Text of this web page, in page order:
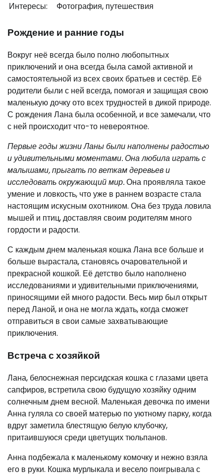
Интересы:
Фотография, путешествия
Рождение и ранние годы
Вокруг неё всегда было полно любопытных
приключений и она всегда была самой активной и
самостоятельной из всех своих братьев и сестёр. Её
родители были с ней всегда, помогая и защищая свою
маленькую дочку ото всех трудностей в дикой природе.
С рождения Лана была особенной, и все замечали, что
с ней происходит что-то невероятное.
Первые годы жизни Ланы были наполнены радостью
и удивительными моментами. Она любила играть с
малышами, прыгать по веткам деревьев и
исследовать окружающий мир.Она проявляла такое
умение и ловкость, что уже в раннем возрасте стала
настоящим искусным охотником. Она без труда ловила
мышей и птиц, доставляя своим родителям много
гордости и радости.
С каждым днем маленькая кошка Лана все больше и
больше вырастала, становясь очаровательной и
прекрасной кошкой. Её детство было наполнено
исследованиями и удивительными приключениями,
приносящими ей много радости. Весь мир был открыт
перед Ланой, и она не могла ждать, когда сможет
отправиться в свои самые захватывающие
приключения.
Встреча с хозяйкой
Лана, белоснежная персидская кошка с глазами цвета
сапфиров, встретила свою будущую хозяйку одним
солнечным днем весной. Маленькая девочка по имени
Анна гуляла со своей матерью по уютному парку, когда
вдруг заметила блестящую белую клубочку,
притаившуюся среди цветущих тюльпанов.
Анна подбежала к маленькому комочку и нежно взяла
его в руки. Кошка мурлыкала и весело поигрывала с